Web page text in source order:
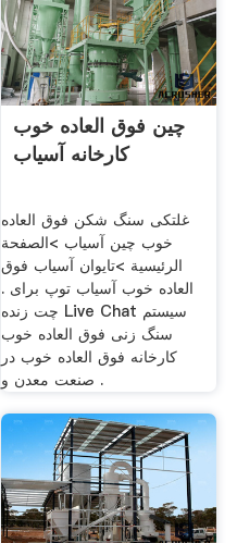
چین فوق العاده خوب
کارخانه آسیاب
غلتکی سنگ شکن فوق العاده
خوب چین آسیاب >الصفحة
الرئيسية >تایوان آسیاب فوق
العاده خوب آسیاب توپ برای .
چت زنده Live Chat سیستم
سنگ زنی فوق العاده خوب
کارخانه فوق العاده خوب در
صنعت معدن و .